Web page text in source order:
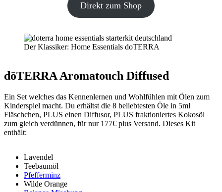
Direkt zum Shop
Der Klassiker: Home Essentials doTERRA
dōTERRA Aromatouch Diffused
Ein Set welches das Kennenlernen und Wohlfühlen mit Ölen zum
Kinderspiel macht. Du erhältst die 8 beliebtesten Öle in 5ml
Fläschchen, PLUS einen Diffusor, PLUS fraktioniertes Kokosöl
zum gleich verdünnen, für nur 177€ plus Versand. Dieses Kit
enthält:
Lavendel
Teebaumöl
Pfefferminz
Wilde Orange